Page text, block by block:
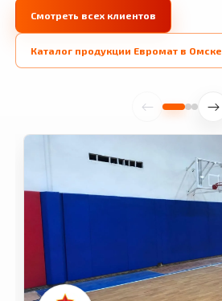
Смотреть всех клиентов
Каталог продукции Евромат в Омске